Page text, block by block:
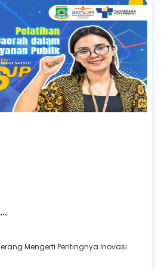
Mengerti Pentingnya Inovasi